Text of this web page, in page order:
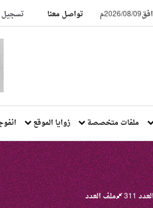
08/09م تواصل معنا تسجيل
ملفات متخصصة زوايا الموقع
311 ملف العدد